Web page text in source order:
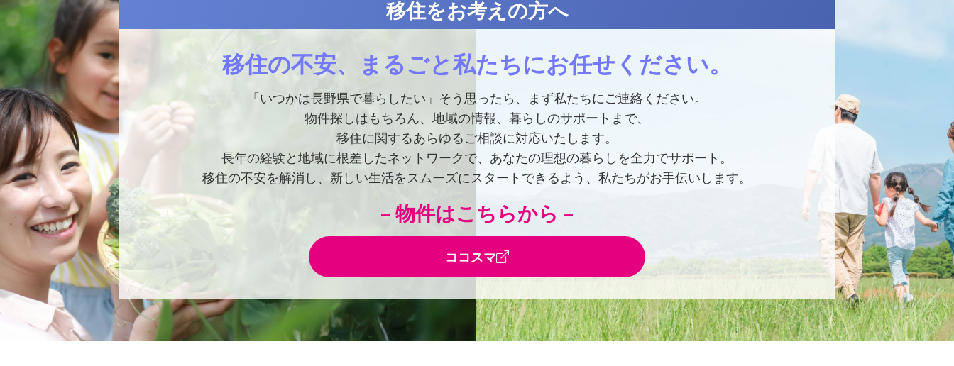
移住をお考えの方へ
移住の不安、まるごと私たちにお任せください。
「いつかは長野県で暮らしたい」そう思ったら、まず私たちにご連絡ください。
物件探しはもちろん、地域の情報、暮らしのサポートまで、
移住に関するあらゆるご相談に対応いたします。
長年の経験と地域に根差したネットワークで、あなたの理想の暮らしを全力でサポート。
移住の不安を解消し、新しい生活をスムーズにスタートできるよう、私たちがお手伝いします。
– 物件はこちらから –
ココスマ